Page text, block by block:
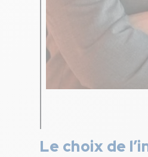
Le choix de